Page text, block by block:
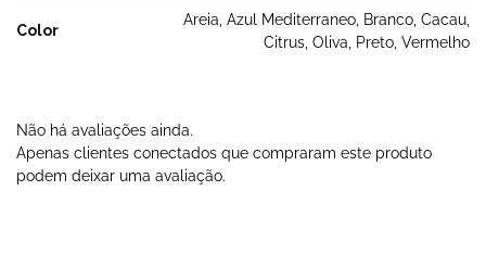
Color
Areia, Azul Mediterraneo, Branco, Cacau,
Citrus, Oliva, Preto, Vermelho
Não há avaliações ainda.
Apenas clientes conectados que compraram este produto
podem deixar uma avaliação.